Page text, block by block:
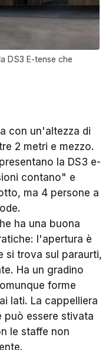
DS3 E-tense che
con un'altezza di
2 metri e mezzo.
la DS3 e-
contano" e
ma 4 persone a
ha una buona
l'apertura è
si trova sul paraurti,
Ha un gradino
forme
lati. La cappelliera
può essere stivata
le staffe non